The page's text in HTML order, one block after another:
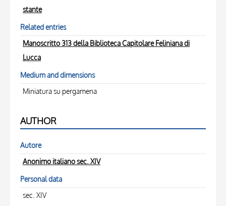
stante
Related entries
Manoscritto 313 della Biblioteca Capitolare Feliniana di
Lucca
Medium and dimensions
Miniatura su pergamena
AUTHOR
Autore
Anonimo italiano sec. XIV
Personal data
sec. XIV